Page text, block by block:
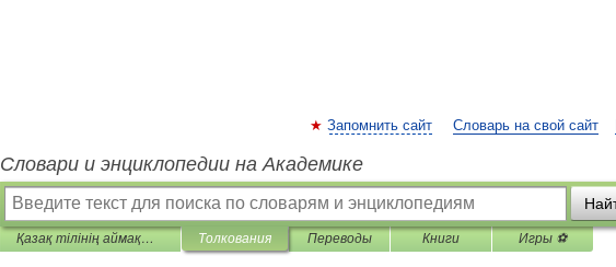
Запомнить сайт Словарь на свой сайт
Словари и энциклопедии на Академике
Қазақ тілінің аймақтық сөздігі Толкования Переводы Книги Игры ⚽